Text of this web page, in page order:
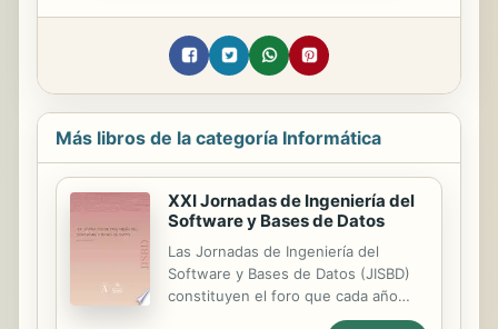
Más libros de la categoría Informática
XXI Jornadas de Ingeniería del
Software y Bases de Datos
Las Jornadas de Ingeniería del
Software y Bases de Datos (JISBD)
constituyen el foro que cada año
reúne a la comunidad científica